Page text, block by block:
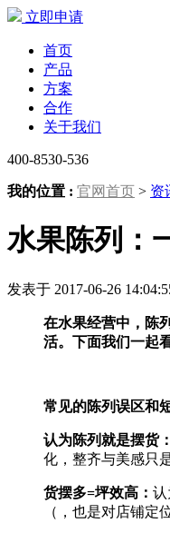
立即申请
首页
产品
方案
合作
关于我们
400-8530-536
我的位置 : 官网首页 > 资
水果陈列：
发表于 2017-06-26
在水果经营中，陈
活。下面我们一起
常见的陈列误区和
认为陈列就是摆货：
化，整齐与美感只
货摆多=坪效高： 认
（，也是对店铺定